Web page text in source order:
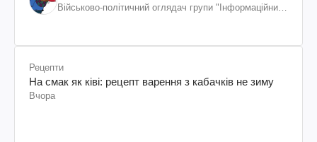
Військово-політичний оглядач групи "Інформаційний
Рецепти
На смак як ківі: рецепт варення з кабачків не зиму
Вчора